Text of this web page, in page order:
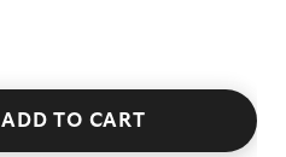
ADD TO CART